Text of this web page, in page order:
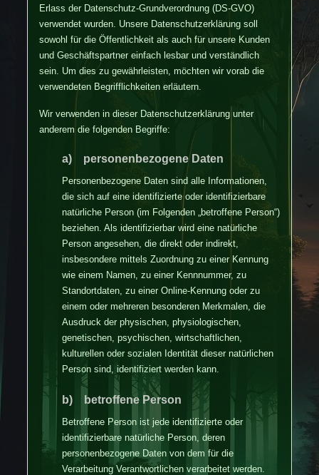
Erlass der Datenschutz-Grundverordnung (DS-GVO)
verwendet wurden. Unsere Datenschutzerklärung soll
sowohl für die Öffentlichkeit als auch für unsere Kunden
und Geschäftspartner einfach lesbar und verständlich
sein. Um dies zu gewährleisten, möchten wir vorab die
verwendeten Begrifflichkeiten erläutern.
Wir verwenden in dieser Datenschutzerklärung unter
anderem die folgenden Begriffe:
a) personenbezogene Daten
Personenbezogene Daten sind alle Informationen,
die sich auf eine identifizierte oder identifizierbare
natürliche Person (im Folgenden „betroffene Person“)
beziehen. Als identifizierbar wird eine natürliche
Person angesehen, die direkt oder indirekt,
insbesondere mittels Zuordnung zu einer Kennung
wie einem Namen, zu einer Kennnummer, zu
Standortdaten, zu einer Online-Kennung oder zu
einem oder mehreren besonderen Merkmalen, die
Ausdruck der physischen, physiologischen,
genetischen, psychischen, wirtschaftlichen,
kulturellen oder sozialen Identität dieser natürlichen
Person sind, identifiziert werden kann.
b) betroffene Person
Betroffene Person ist jede identifizierte oder
identifizierbare natürliche Person, deren
personenbezogene Daten von dem für die
Verarbeitung Verantwortlichen verarbeitet werden.